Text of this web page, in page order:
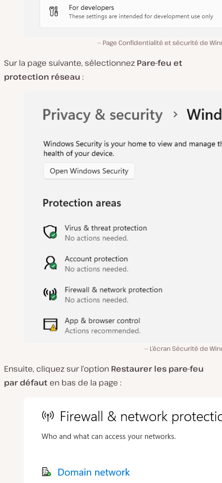
Page Confidentialité et sécurité de
Sur la page suivante, sélectionnez Pare-feu et
protection réseau :
L’écran Sécurité de
Ensuite, cliquez sur l’option Restaurer les pare-feu
par défaut en bas de la page :